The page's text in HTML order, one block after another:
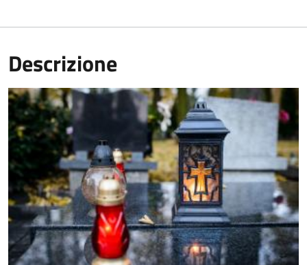
Descrizione